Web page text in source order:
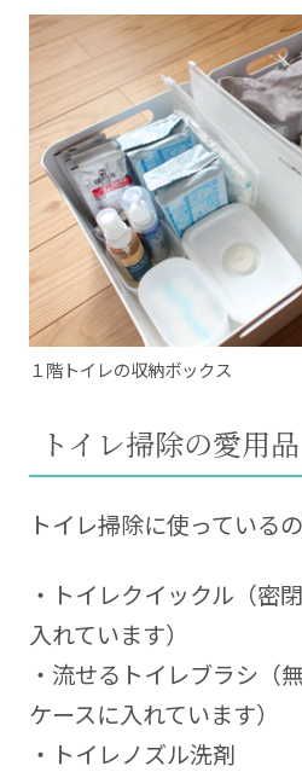
１階トイレの収納ボックス
トイレ掃除の愛用品
トイレ掃除に使っているの
・トイレクイックル（密
入れています）
・流せるトイレブラシ（
ケースに入れています）
・トイレノズル洗剤